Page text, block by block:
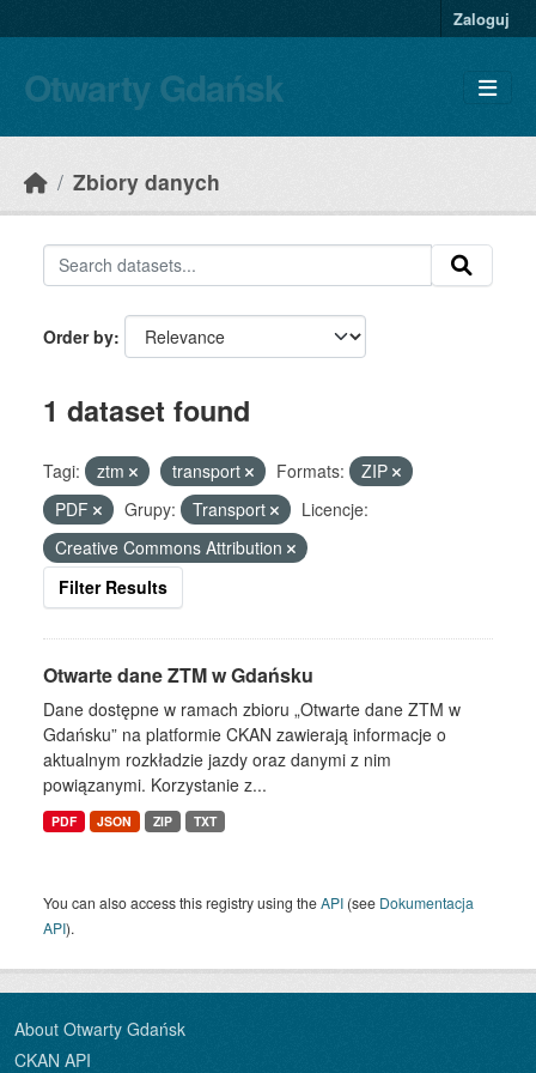
Zaloguj
Otwarty Gdańsk
Zbiory danych
Order by
1 dataset found
Tagi: ztm transport Formats:
ZIP
PDF
Grupy: Transport
Licencje:
Creative Commons Attribution
Filter Results
Otwarte dane ZTM w Gdańsku
Dane dostępne w ramach zbioru „Otwarte dane ZTM w
Gdańsku” na platformie CKAN zawierają informacje o
aktualnym rozkładzie jazdy oraz danymi z nim
powiązanymi. Korzystanie z...
PDF JSON ZIP TXT
You can also access this registry using theAPI (see Dokumentacja
API).
About Otwarty Gdańsk
CKAN API